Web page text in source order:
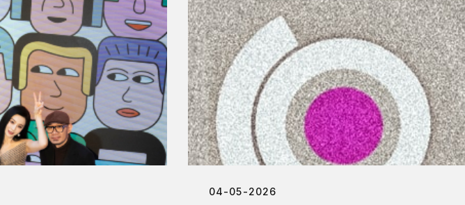
04-05-2026